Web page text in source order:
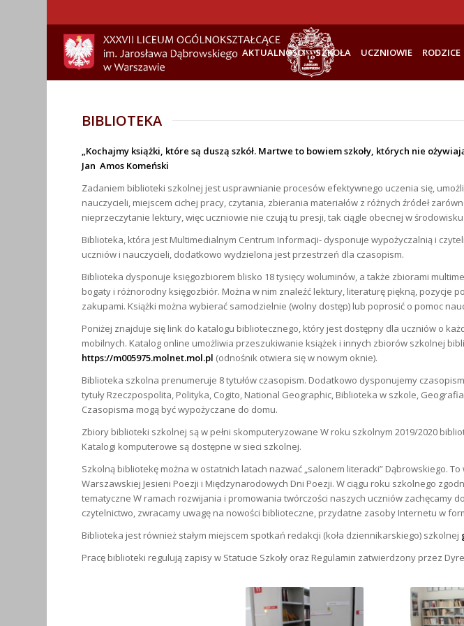
AKTUALNOŚCI SZKOŁA UCZNIOWIE RODZICE
BIBLIOTEKA
„Kochajmy książki, które są duszą szkół. Martwe to bowiem szkoły, których nie
Jan Amos Komeński
Zadaniem biblioteki szkolnej jest usprawnianie procesów efektywnego uczenia się,
nauczycieli, miejscem cichej pracy, czytania, zbierania materiałów z różnych źródeł
nieprzeczytanie lektury, więc uczniowie nie czują tu presji, tak ciągle obecnej w
Biblioteka, która jest Multimedialnym Centrum Informacji- dysponuje wypożyczalnią i
uczniów i nauczycieli, dodatkowo wydzielona jest przestrzeń dla czasopism.
Biblioteka dysponuje księgozbiorem blisko 18 tysięcy woluminów, a także zbiorami
bogaty i różnorodny księgozbiór. Można w nim znaleźć lektury, literaturę piękną, pozycje
zakupami. Książki można wybierać samodzielnie (wolny dostęp) lub poprosić o pomoc
Poniżej znajduje się link do katalogu bibliotecznego, który jest dostępny dla uczniów o
mobilnych. Katalog online umożliwia przeszukiwanie książek i innych zbiorów szkolnej
https://m005975.molnet.mol.pl (odnośnik otwiera się w nowym oknie).
Biblioteka szkolna prenumeruje 8 tytułów czasopism. Dodatkowo dysponujemy
tytuły Rzeczpospolita, Polityka, Cogito, National Geographic, Biblioteka w szkole,
Czasopisma mogą być wypożyczane do domu.
Zbiory biblioteki szkolnej są w pełni skomputeryzowane W roku szkolnym 2019/2020
Katalogi komputerowe są dostępne w sieci szkolnej.
Szkolną bibliotekę można w ostatnich latach nazwać „salonem literacki” Dąbrowskiego.
Warszawskiej Jesieni Poezji i Międzynarodowych Dni Poezji. W ciągu roku szkolnego
tematyczne W ramach rozwijania i promowania twórczości naszych uczniów zachęcamy
czytelnictwo, zwracamy uwagę na nowości biblioteczne, przydatne zasoby Internetu w
Biblioteka jest również stałym miejscem spotkań redakcji (koła dziennikarskiego) szkolnej
Pracę biblioteki regulują zapisy w Statucie Szkoły oraz Regulamin zatwierdzony przez